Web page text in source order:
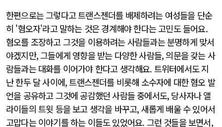
한편으로는 그렇다고 트랜스젠더를 배제하려는 여성들을 단순
히 '혐오자'라고 말하는 것은 경계해야 한다는 고민도 들어요.
혐오를 조장하고 그것을 이용하려는 사람들과는 분명하게 맞서
야겠지만, 그들에게 영향을 받는 다양한 사람들, 의문을 갖는 사
람들과는 대화를 이어가야 한다고 생각해요. 트위터에서도 지
난 한두 달 사이에, 트랜스젠더를 비롯해 소수자에 대한 혐오 발
언을 공유하고 그것에 공감했던 사람들 중에서도, 당사자나 앨
라이들의 트윗 등을 보고 생각을 바꾸고, 새롭게 배울 수 있어서
고맙다는 이야기를 하는 이들도 있었어요. 그런 것들을 보면서,